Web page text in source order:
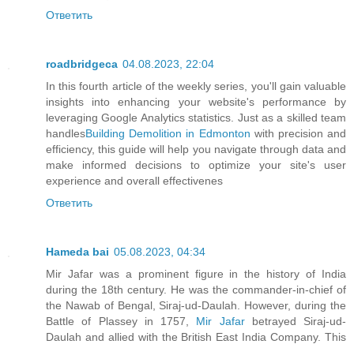
Ответить
roadbridgeca 04.08.2023, 22:04
In this fourth article of the weekly series, you'll gain valuable
insights into enhancing your website's performance by
leveraging Google Analytics statistics. Just as a skilled team
handlesBuilding Demolition in Edmonton with precision and
efficiency, this guide will help you navigate through data and
make informed decisions to optimize your site's user
experience and overall effectivenes
Ответить
Hameda bai 05.08.2023, 04:34
Mir Jafar was a prominent figure in the history of India
during the 18th century. He was the commander-in-chief of
the Nawab of Bengal, Siraj-ud-Daulah. However, during the
Battle of Plassey in 1757, Mir Jafarbetrayed Siraj-ud-
Daulah and allied with the British East India Company. This